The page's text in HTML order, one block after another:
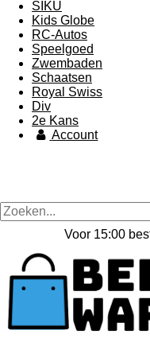
SIKU
Kids Globe
RC-Autos
Speelgoed
Zwembaden
Schaatsen
Royal Swiss
Div
2e Kans
Account
Voor 15:00